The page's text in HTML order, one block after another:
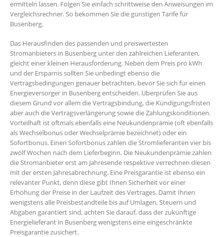
ermitteln lassen. Folgen Sie einfach schrittweise den Anweisungen im
Vergleichsrechner. So bekommen Sie die günstigen Tarife für
Busenberg.
Das Herausfinden des passenden und preiswertesten
Stromanbieters in Busenberg unter den zahlreichen Lieferanten,
gleicht einer kleinen Herausforderung. Neben dem Preis pro kWh
und der Ersparnis sollten Sie unbedingt ebenso die
Vertragsbedingungen genauer betrachten, bevor Sie sich für einen
Energieversorger in Busenberg entscheiden. Überprüfen Sie aus
diesem Grund vor allem die Vertragsbindung, die Kündigungsfristen
aber auch die Vertragsverlängerung sowie die Zahlungskonditionen.
Vorteilhaft ist oftmals ebenfalls eine Neukundenprämie (oft ebenfalls
als Wechselbonus oder Wechselprämie bezeichnet) oder ein
Sofortbonus. Einen Sofortbonus zahlen die Stromlieferanten vier bis
zwölf Wochen nach dem Lieferbeginn. Die Neukundenprämie zahlen
die Stromanbieter erst am Jahresende respektive verrechnen diesen
mit der ersten Jahresabrechnung. Eine Preisgarantie ist ebenso ein
relevanter Punkt, denn diese gibt Ihnen Sicherheit vor einer
Erhöhung der Preise in der Laufzeit des Vertrages. Damit Ihnen
wenigstens alle Preisbestandteile bis auf Umlagen, Steuern und
Abgaben garantiert sind, achten Sie darauf, dass der zukünftige
Energielieferant in Busenberg wenigstens eine eingeschränkte
Preisgarantie zusichert.